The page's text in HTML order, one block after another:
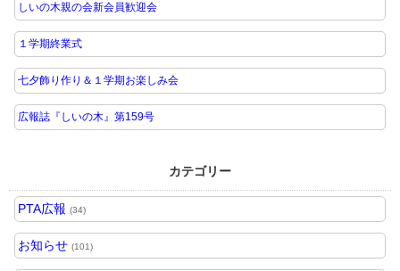
しいの木親の会新会員歓迎会
１学期終業式
七夕飾り作り＆１学期お楽しみ会
広報誌『しいの木』第159号
カテゴリー
PTA広報 (34)
お知らせ (101)